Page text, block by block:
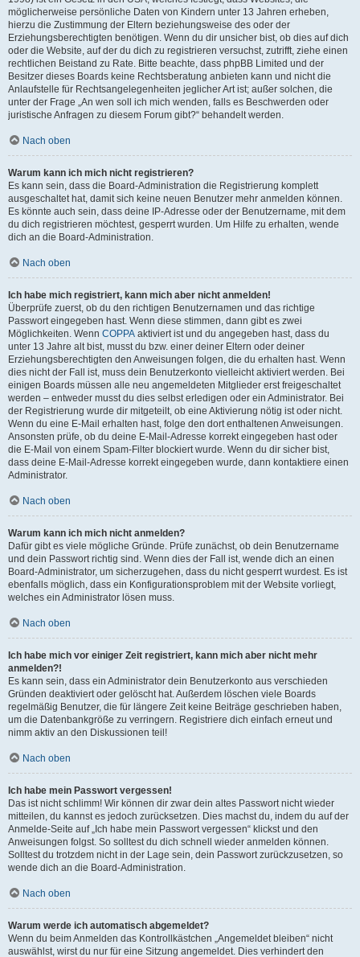
möglicherweise persönliche Daten von Kindern unter 13 Jahren erheben,
hierzu die Zustimmung der Eltern beziehungsweise des oder der
Erziehungsberechtigten benötigen. Wenn du dir unsicher bist, ob dies auf dich
oder die Website, auf der du dich zu registrieren versuchst, zutrifft, ziehe einen
rechtlichen Beistand zu Rate. Bitte beachte, dass phpBB Limited und der
Besitzer dieses Boards keine Rechtsberatung anbieten kann und nicht die
Anlaufstelle für Rechtsangelegenheiten jeglicher Art ist; außer solchen, die
unter der Frage „An wen soll ich mich wenden, falls es Beschwerden oder
juristische Anfragen zu diesem Forum gibt?“ behandelt werden.
Nach oben
Warum kann ich mich nicht registrieren?
Es kann sein, dass die Board-Administration die Registrierung komplett
ausgeschaltet hat, damit sich keine neuen Benutzer mehr anmelden können.
Es könnte auch sein, dass deine IP-Adresse oder der Benutzername, mit dem
du dich registrieren möchtest, gesperrt wurden. Um Hilfe zu erhalten, wende
dich an die Board-Administration.
Nach oben
Ich habe mich registriert, kann mich aber nicht anmelden!
Überprüfe zuerst, ob du den richtigen Benutzernamen und das richtige
Passwort eingegeben hast. Wenn diese stimmen, dann gibt es zwei
Möglichkeiten. Wenn COPPA aktiviert ist und du angegeben hast, dass du
unter 13 Jahre alt bist, musst du bzw. einer deiner Eltern oder deiner
Erziehungsberechtigten den Anweisungen folgen, die du erhalten hast. Wenn
dies nicht der Fall ist, muss dein Benutzerkonto vielleicht aktiviert werden. Bei
einigen Boards müssen alle neu angemeldeten Mitglieder erst freigeschaltet
werden – entweder musst du dies selbst erledigen oder ein Administrator. Bei
der Registrierung wurde dir mitgeteilt, ob eine Aktivierung nötig ist oder nicht.
Wenn du eine E-Mail erhalten hast, folge den dort enthaltenen Anweisungen.
Ansonsten prüfe, ob du deine E-Mail-Adresse korrekt eingegeben hast oder
die E-Mail von einem Spam-Filter blockiert wurde. Wenn du dir sicher bist,
dass deine E-Mail-Adresse korrekt eingegeben wurde, dann kontaktiere einen
Administrator.
Nach oben
Warum kann ich mich nicht anmelden?
Dafür gibt es viele mögliche Gründe. Prüfe zunächst, ob dein Benutzername
und dein Passwort richtig sind. Wenn dies der Fall ist, wende dich an einen
Board-Administrator, um sicherzugehen, dass du nicht gesperrt wurdest. Es ist
ebenfalls möglich, dass ein Konfigurationsproblem mit der Website vorliegt,
welches ein Administrator lösen muss.
Nach oben
Ich habe mich vor einiger Zeit registriert, kann mich aber nicht mehr
anmelden?!
Es kann sein, dass ein Administrator dein Benutzerkonto aus verschieden
Gründen deaktiviert oder gelöscht hat. Außerdem löschen viele Boards
regelmäßig Benutzer, die für längere Zeit keine Beiträge geschrieben haben,
um die Datenbankgröße zu verringern. Registriere dich einfach erneut und
nimm aktiv an den Diskussionen teil!
Nach oben
Ich habe mein Passwort vergessen!
Das ist nicht schlimm! Wir können dir zwar dein altes Passwort nicht wieder
mitteilen, du kannst es jedoch zurücksetzen. Dies machst du, indem du auf der
Anmelde-Seite auf „Ich habe mein Passwort vergessen“ klickst und den
Anweisungen folgst. So solltest du dich schnell wieder anmelden können.
Solltest du trotzdem nicht in der Lage sein, dein Passwort zurückzusetzen, so
wende dich an die Board-Administration.
Nach oben
Warum werde ich automatisch abgemeldet?
Wenn du beim Anmelden das Kontrollkästchen „Angemeldet bleiben“ nicht
auswählst, wirst du nur für eine Sitzung angemeldet. Dies verhindert den